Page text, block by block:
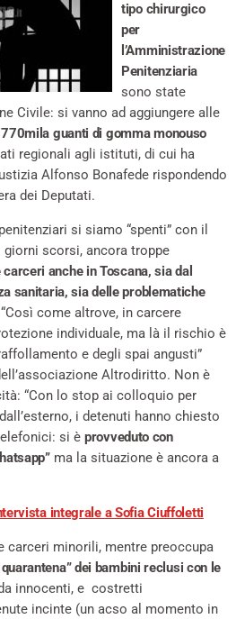
tipo chirurgico
per
l’Amministrazione
Penitenziaria
sono state
Civile: si vanno ad aggiungere alle
guanti di gomma monouso
regionali agli istituti, di cui ha
Alfonso Bonafede rispondendo
dei Deputati.
si siamo “spenti” con il
scorsi, ancora troppe
anche in Toscana, sia dal
sanitaria, sia delle problematiche
come altrove, in carcere
individuale, ma là il rischio è
e degli spai angusti”
Altrodiritto. Non è
“Con lo stop ai colloquio per
i detenuti hanno chiesto
si è provveduto con
ma la situazione è ancora a
integrale a Sofia Ciuffoletti
carceri minorili, mentre preoccupa
quarantena” dei bambini reclusi con le
innocenti, e costretti
incinte (un acso al momento in